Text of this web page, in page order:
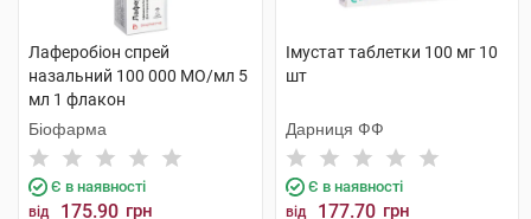
Лаферобіон спрей
назальний 100 000 МО/мл 5
мл 1 флакон
Біофарма
Є в наявності
від 175.90 грн
Імустат таблетки 100 мг 10
шт
Дарниця ФФ
Є в наявності
від 177.70 грн